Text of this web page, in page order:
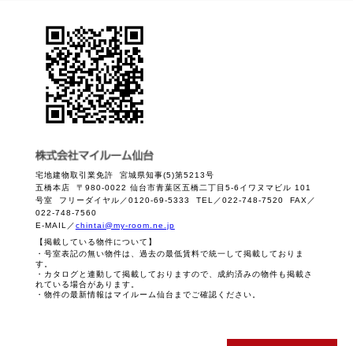
宅地建物取引業免許 宮城県知事(5)第5213号
五橋本店 〒980-0022 仙台市青葉区五橋二丁目5-6イワヌマビル 101
号室 フリーダイヤル／0120-69-5333 TEL／022-748-7520 FAX／
022-748-7560
E-MAIL／chintai@my-room.ne.jp
【掲載している物件について】
・号室表記の無い物件は、過去の最低賃料で統一して掲載しておりま
す。
・カタログと連動して掲載しておりますので、成約済みの物件も掲載さ
れている場合があります。
・物件の最新情報はマイルーム仙台までご確認ください。